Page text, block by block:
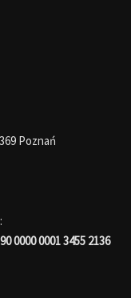
Poznań
0000 0001 3455 2136